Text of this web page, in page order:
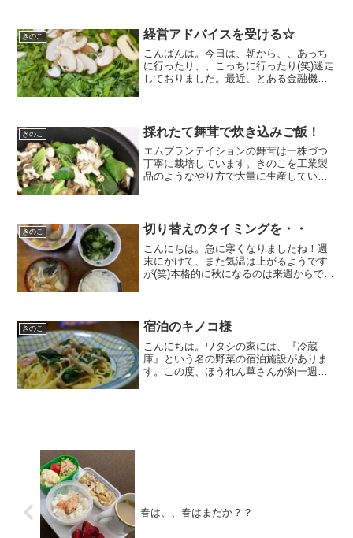
のお姉さん、、に多分ヤバい奴だと思わ
れたと思います(笑)帰宅後、...
きのこ 経営アドバイスを受ける☆
こんばんは。今日は、朝から、、あっち
に行ったり、、こっちに行ったり(笑)迷走
しておりました。最近、とある金融機関
が出来ていません。そ...
きのこ 採れたて舞茸で炊き込みご飯！
エムプランテイションの舞茸は一株づつ
丁寧に栽培しています。きのこを工業製
品のようなやり方で大量に生産している
炊き込みご飯は最高に美味...
きのこ 切り替えのタイミングを・・
こんにちは。急に寒くなりましたね！週
末にかけて、また気温は上がるようです
が(笑)本格的に秋になるのは来週からでし
→『赤色』に切り替え...
きのこ 宿泊のキノコ様
こんにちは。ワタシの家には、『冷蔵
庫』という名の野菜の宿泊施設がありま
す。この度、ほうれん草さんが約一週間
春は、、春はまだか？？